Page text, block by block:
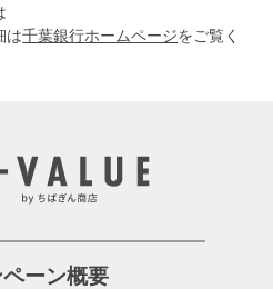
は千葉銀行ホームページをご覧く
ーン概要